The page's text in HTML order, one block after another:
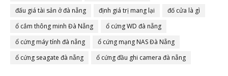
đấu giá tài sản ở đà nẵng
định giá trị mang lại
đố cửa là gì
ổ cắm thông minh Đà Nẵng
ổ cứng WD đà nẵng
ổ cứng máy tính đà nẵng
ổ cứng mạng NAS Đà Nẵng
ổ cứng seagate đà nẵng
ổ cứng đầu ghi camera đà nẵng